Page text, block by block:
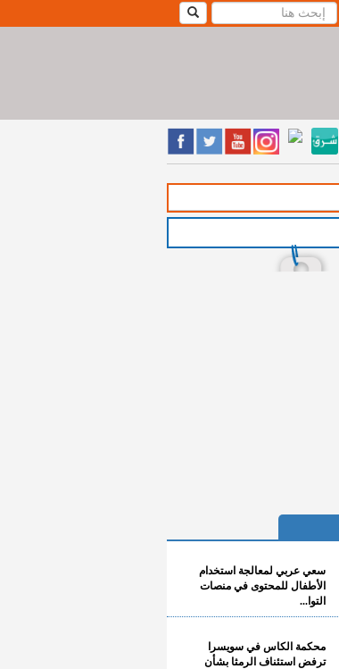
سعي عربي لمعالجة استخدام
الأطفال للمحتوى في منصات
التوا...
محكمة الكاس في سويسرا
ترفض استئناف الرمثا بشأن